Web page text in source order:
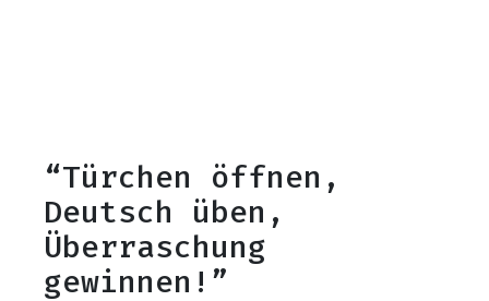
“Türchen öffnen,
Deutsch üben,
Überraschung
gewinnen!”